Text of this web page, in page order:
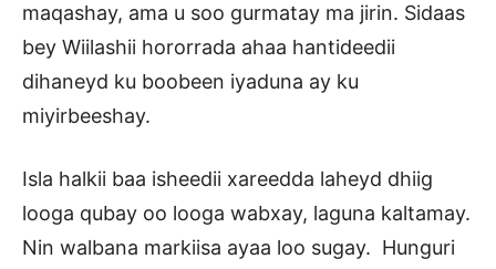
maqashay, ama u soo gurmatay ma jirin. Sidaas
bey Wiilashii hororrada ahaa hantideedii
dihaneyd ku boobeen iyaduna ay ku
miyirbeeshay.
Isla halkii baa isheedii xareedda laheyd dhiig
looga qubay oo looga wabxay, laguna kaltamay.
Nin walbana markiisa ayaa loo sugay. Hunguri